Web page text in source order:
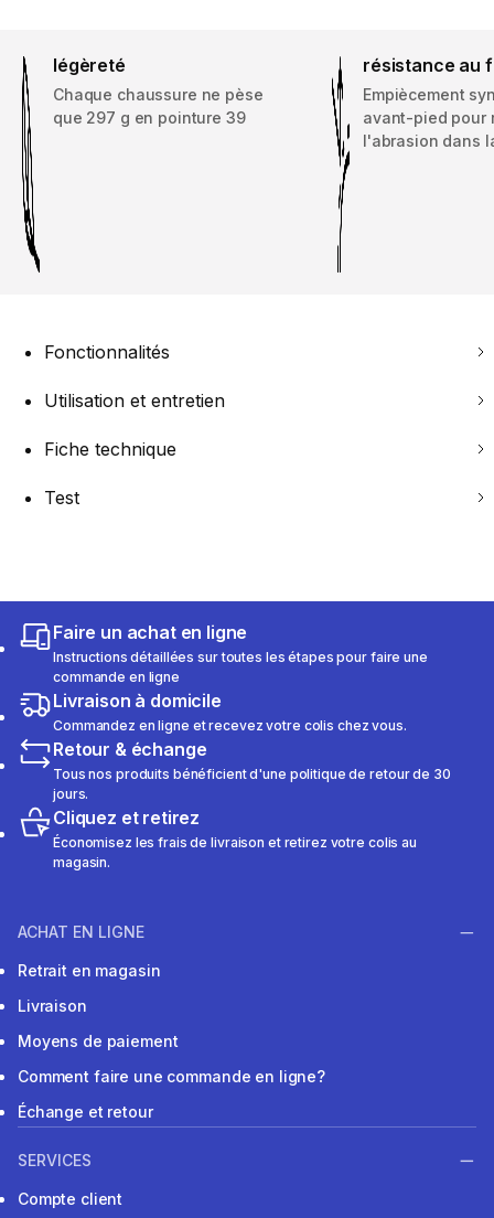
légèreté
Chaque chaussure ne pèse
que 297 g en pointure 39
résistance au
Empiècement
avant-pied pour
l'abrasion dans
Fonctionnalités
Utilisation et entretien
Fiche technique
Test
Faire un achat en ligne
Instructions détaillées sur toutes les étapes pour faire une
commande en ligne
Livraison à domicile
Commandez en ligne et recevez votre colis chez vous.
Retour & échange
Tous nos produits bénéficient d'une politique de retour de 30
jours.
Cliquez et retirez
Économisez les frais de livraison et retirez votre colis au
magasin.
ACHAT EN LIGNE
Retrait en magasin
Livraison
Moyens de paiement
Comment faire une commande en ligne?
Échange et retour
SERVICES
Compte client